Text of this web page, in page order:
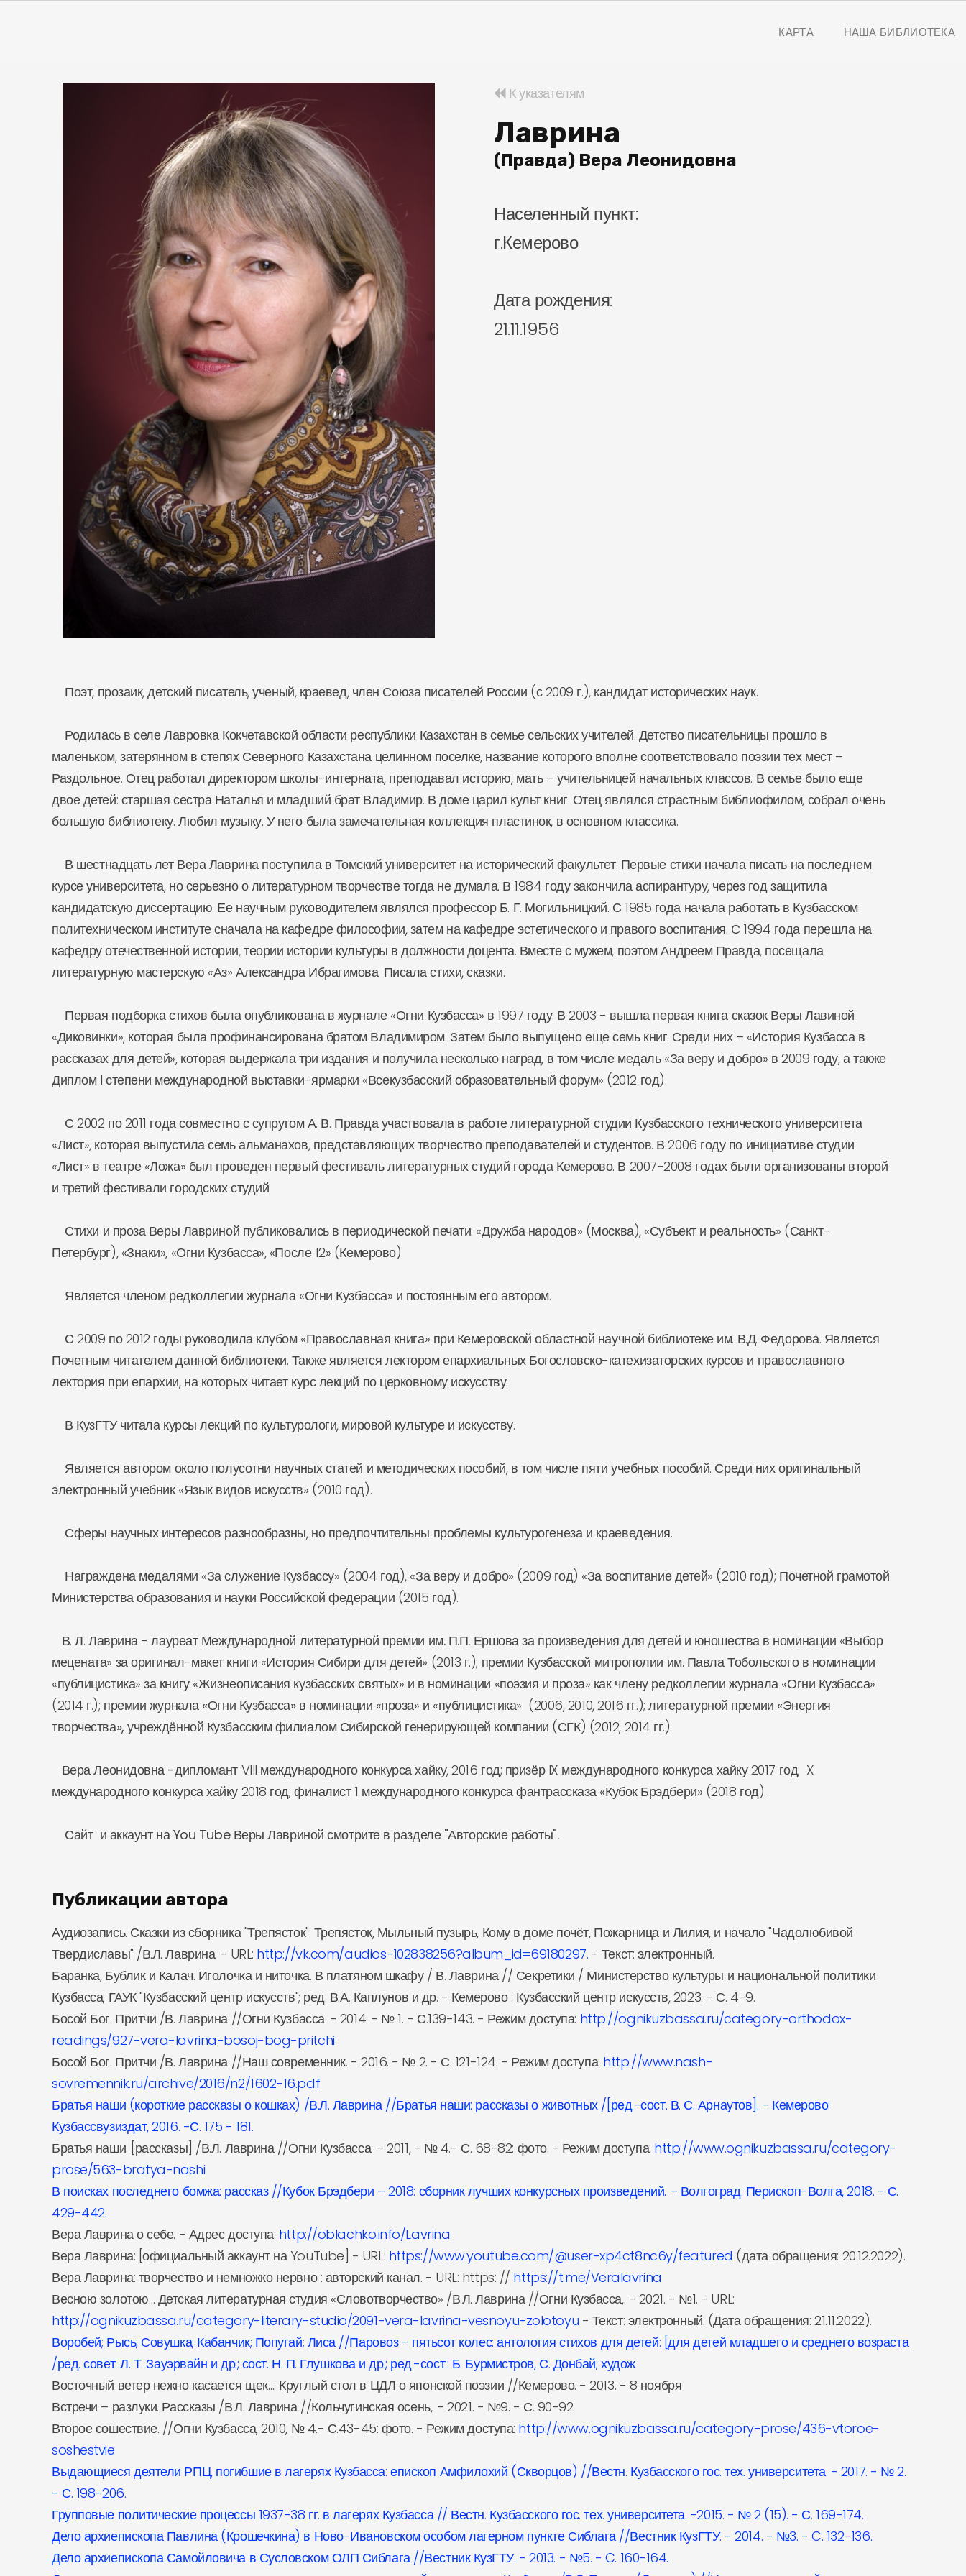
КАРТА НАША БИБЛИОТЕКА
К указателям
Лаврина
(Правда) Вера Леонидовна
Населенный пункт:
г.Кемерово
Дата рождения:
21.11.1956
Поэт, прозаик, детский писатель, ученый, краевед, член Союза писателей России (с 2009 г.), кандидат исторических наук.
Родилась в селе Лавровка Кокчетавской области республики Казахстан в семье сельских учителей. Детство писательницы прошло в
маленьком, затерянном в степях Северного Казахстана целинном поселке, название которого вполне соответствовало поэзии тех мест –
Раздольное. Отец работал директором школы-интерната, преподавал историю, мать – учительницей начальных классов. В семье было еще
двое детей: старшая сестра Наталья и младший брат Владимир. В доме царил культ книг. Отец являлся страстным библиофилом, собрал очень
большую библиотеку. Любил музыку. У него была замечательная коллекция пластинок, в основном классика.
В шестнадцать лет Вера Лаврина поступила в Томский университет на исторический факультет. Первые стихи начала писать на последнем
курсе университета, но серьезно о литературном творчестве тогда не думала. В 1984 году закончила аспирантуру, через год защитила
кандидатскую диссертацию. Ее научным руководителем являлся профессор Б. Г. Могильницкий. С 1985 года начала работать в Кузбасском
политехническом институте сначала на кафедре философии, затем на кафедре эстетического и правого воспитания. С 1994 года перешла на
кафедру отечественной истории, теории истории культуры в должности доцента. Вместе с мужем, поэтом Андреем Правда, посещала
литературную мастерскую «Аз» Александра Ибрагимова. Писала стихи, сказки.
Первая подборка стихов была опубликована в журнале «Огни Кузбасса» в 1997 году. В 2003 - вышла первая книга сказок Веры Лавиной
«Диковинки», которая была профинансирована братом Владимиром. Затем было выпущено еще семь книг. Среди них – «История Кузбасса в
рассказах для детей», которая выдержала три издания и получила несколько наград, в том числе медаль «За веру и добро» в 2009 году, а также
Диплом I степени международной выставки-ярмарки «Всекузбасский образовательный форум» (2012 год).
С 2002 по 2011 года совместно с супругом А. В. Правда участвовала в работе литературной студии Кузбасского технического университета
«Лист», которая выпустила семь альманахов, представляющих творчество преподавателей и студентов. В 2006 году по инициативе студии
«Лист» в театре «Ложа» был проведен первый фестиваль литературных студий города Кемерово. В 2007-2008 годах были организованы второй
и третий фестивали городских студий.
Стихи и проза Веры Лавриной публиковались в периодической печати: «Дружба народов» (Москва), «Субъект и реальность» (Санкт-
Петербург), «Знаки», «Огни Кузбасса», «После 12» (Кемерово).
Является членом редколлегии журнала «Огни Кузбасса» и постоянным его автором.
С 2009 по 2012 годы руководила клубом «Православная книга» при Кемеровской областной научной библиотеке им. В.Д. Федорова. Является
Почетным читателем данной библиотеки. Также является лектором епархиальных Богословско-катехизаторских курсов и православного
лектория при епархии, на которых читает курс лекций по церковному искусству.
В КузГТУ читала курсы лекций по культурологи, мировой культуре и искусству.
Является автором около полусотни научных статей и методических пособий, в том числе пяти учебных пособий. Среди них оригинальный
электронный учебник «Язык видов искусств» (2010 год).
Сферы научных интересов разнообразны, но предпочтительны проблемы культурогенеза и краеведения.
Награждена медалями «За служение Кузбассу» (2004 год), «За веру и добро» (2009 год) «За воспитание детей» (2010 год); Почетной грамотой
Министерства образования и науки Российской федерации (2015 год).
В. Л. Лаврина -лауреатМеждународной литературной премии им. П.П. Ершоваза произведения для детей и юношества в номинации «Выбор
мецената» за оригинал-макет книги «История Сибири для детей» (2013 г.); премии Кузбасской митрополии им. Павла Тобольскогов номинации
«публицистика» за книгу «Жизнеописания кузбасских святых» и в номинации «поэзия и проза» как члену редколлегии журнала «Огни Кузбасса»
(2014 г.); премии журнала «Огни Кузбасса»в номинации «проза» и «публицистика» (2006, 2010, 2016 гг.);литературной премии «Энергия
творчества»,учреждённой Кузбасским филиалом Сибирской генерирующей компании (СГК) (2012, 2014 гг.).
Вера Леонидовна -дипломантVIII международного конкурса хайку, 2016 год; призёрIX международного конкурса хайку 2017 год; X
международного конкурса хайку 2018 год; финалист1 международного конкурса фантрассказа «Кубок Брэдбери» (2018 год).
Сайт и аккаунт на You Tube Веры Лавриной смотрите в разделе "Авторские работы".
Публикации автора
Аудиозапись. Сказки из сборника "Трепясток": Трепясток, Мыльный пузырь, Кому в доме почёт, Пожарница и Лилия, и начало "Чадолюбивой
Твердиславы" /В.Л. Лаврина. - URL: http://vk.com/audios-102838256?album_id=69180297. - Текст: электронный.
Баранка, Бублик и Калач. Иголочка и ниточка. В платяном шкафу / В. Лаврина // Секретики / Министерство культуры и национальной политики
Кузбасса; ГАУК "Кузбасский центр искусств"; ред. В.А. Каплунов и др. - Кемерово : Кузбасский центр искусств, 2023. - С. 4-9.
Босой Бог. Притчи /В. Лаврина //Огни Кузбасса. - 2014. - № 1. - С.139-143. - Режим доступа: http://ognikuzbassa.ru/category-orthodox-
readings/927-vera-lavrina-bosoj-bog-pritchi
Босой Бог. Притчи /В. Лаврина //Наш современник. - 2016. - № 2. - С. 121-124. - Режим доступа: http://www.nash-
sovremennik.ru/archive/2016/n2/1602-16.pdf
Братья наши (короткие рассказы о кошках) /В.Л. Лаврина //Братья наши: рассказы о животных /[ред.-сост. В. С. Арнаутов]. - Кемерово:
Кузбассвузиздат, 2016. -С. 175 - 181.
Братья наши. [рассказы] /В.Л. Лаврина //Огни Кузбасса. – 2011, - № 4.- С. 68-82: фото. - Режим доступа: http://www.ognikuzbassa.ru/category-
prose/563-bratya-nashi
В поисках последнего бомжа: рассказ //Кубок Брэдбери – 2018: сборник лучших конкурсных произведений. – Волгоград: Перископ-Волга, 2018. - С.
429-442.
Вера Лаврина о себе. - Адрес доступа: http://oblachko.info/Lavrina
Вера Лаврина: [официальный аккаунт на YouTube] - URL: https://www.youtube.com/@user-xp4ct8nc6y/featured (дата обращения: 20.12.2022).
Вера Лаврина: творчество и немножко нервно : авторский канал. - URL: https: // https://t.me/Veralavrina
Весною золотою… Детская литературная студия «Словотворчество» /В.Л. Лаврина //Огни Кузбасса,. - 2021. - №1. - URL:
http://ognikuzbassa.ru/category-literary-studio/2091-vera-lavrina-vesnoyu-zolotoyu - Текст: электронный. (Дата обращения: 21.11.2022).
Воробей; Рысь; Совушка; Кабанчик; Попугай; Лиса //Паровоз - пятьсот колес: антология стихов для детей: [для детей младшего и среднего возраста
/ред. совет: Л. Т. Зауэрвайн и др.; сост. Н. П. Глушкова и др.; ред.-сост.: Б. Бурмистров, С. Донбай; худож
Восточный ветер нежно касается щек…: Круглый стол в ЦДЛ о японской поэзии //Кемерово. - 2013. - 8 ноября
Встречи – разлуки. Рассказы /В.Л. Лаврина //Кольчугинская осень,. - 2021. - №9. - С. 90-92.
Второе сошествие. //Огни Кузбасса, 2010, № 4.- С.43-45: фото. - Режим доступа: http://www.ognikuzbassa.ru/category-prose/436-vtoroe-
soshestvie
Выдающиеся деятели РПЦ, погибшие в лагерях Кузбасса: епископ Амфилохий (Скворцов) //Вестн. Кузбасского гос. тех. университета. - 2017. - № 2.
- С. 198-206.
Групповые политические процессы 1937-38 гг. в лагерях Кузбасса // Вестн. Кузбасского гос. тех. университета. -2015. - № 2 (15). - С. 169-174.
Дело архиепископа Павлина (Крошечкина) в Ново-Ивановском особом лагерном пункте Сиблага //Вестник КузГТУ. - 2014. - №3. - C. 132-136.
Дело архиепископа Самойловича в Сусловском ОЛП Сиблага //Вестник КузГТУ. - 2013. - №5. - C. 160-164.